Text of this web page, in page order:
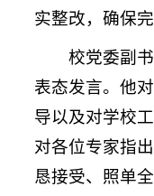
实整改，确保完
校党委副
表态发言。他
导以及对学校
对各位专家指
恳接受、照单